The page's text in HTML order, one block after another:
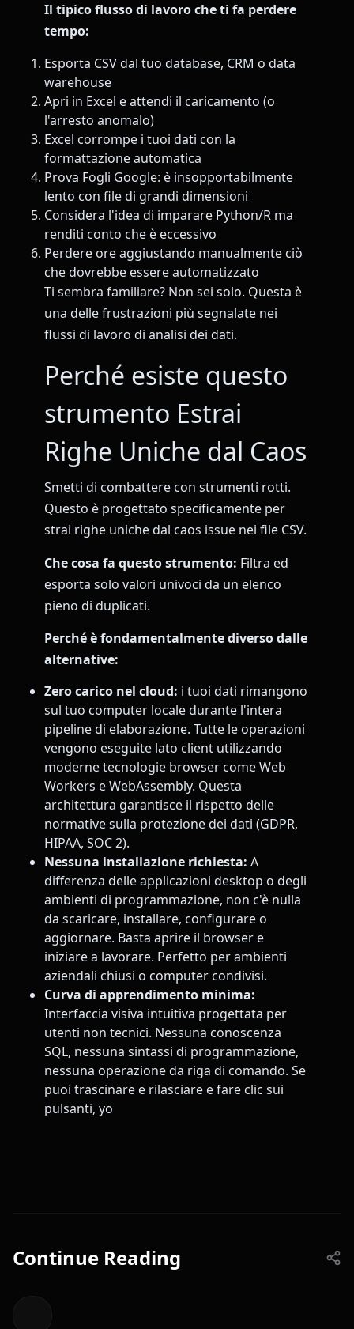
Il tipico flusso di lavoro che ti fa perdere
tempo:
Esporta CSV dal tuo database, CRM o data
warehouse
Apri in Excel e attendi il caricamento (o
l'arresto anomalo)
Excel corrompe i tuoi dati con la
formattazione automatica
Prova Fogli Google: è insopportabilmente
lento con file di grandi dimensioni
Considera l'idea di imparare Python/R ma
renditi conto che è eccessivo
Perdere ore aggiustando manualmente ciò
che dovrebbe essere automatizzato
Ti sembra familiare? Non sei solo. Questa è
una delle frustrazioni più segnalate nei
flussi di lavoro di analisi dei dati.
Perché esiste questo
strumento Estrai
Righe Uniche dal Caos
Smetti di combattere con strumenti rotti.
Questo è progettato specificamente per
strai righe uniche dal caos issue nei file CSV.
Che cosa fa questo strumento: Filtra ed
esporta solo valori univoci da un elenco
pieno di duplicati.
Perché è fondamentalmente diverso dalle
alternative:
Zero carico nel cloud: i tuoi dati rimangono
sul tuo computer locale durante l'intera
pipeline di elaborazione. Tutte le operazioni
vengono eseguite lato client utilizzando
moderne tecnologie browser come Web
Workers e WebAssembly. Questa
architettura garantisce il rispetto delle
normative sulla protezione dei dati (GDPR,
HIPAA, SOC 2).
Nessuna installazione richiesta: A
differenza delle applicazioni desktop o degli
ambienti di programmazione, non c'è nulla
da scaricare, installare, configurare o
aggiornare. Basta aprire il browser e
iniziare a lavorare. Perfetto per ambienti
aziendali chiusi o computer condivisi.
Curva di apprendimento minima:
Interfaccia visiva intuitiva progettata per
utenti non tecnici. Nessuna conoscenza
SQL, nessuna sintassi di programmazione,
nessuna operazione da riga di comando. Se
puoi trascinare e rilasciare e fare clic sui
pulsanti, yo
Continue Reading